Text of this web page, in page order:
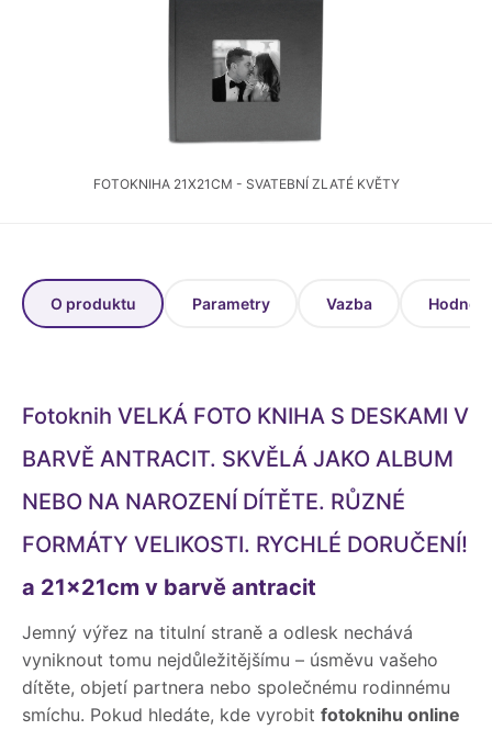
FOTOKNIHA 21X21CM - SVATEBNÍ ZLATÉ KVĚTY
O produktu Parametry Vazba
Fotoknih VELKÁ FOTO KNIHA S DESKAMI V
BARVĚ ANTRACIT. SKVĚLÁ JAKO ALBUM
NEBO NA NAROZENÍ DÍTĚTE. RŮZNÉ
FORMÁTY VELIKOSTI. RYCHLÉ DORUČENÍ!
a 21x21cm v barvě antracit
Jemný výřez na titulní straně a odlesk nechává
vyniknout tomu nejdůležitějšímu – úsměvu vašeho
dítěte, objetí partnera nebo společnému rodinnému
smíchu. Pokud hledáte, kde vyrobit fotoknihu online